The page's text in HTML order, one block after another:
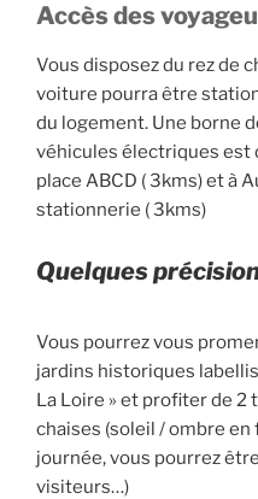
Accès des
Vous disposez du rez de
voiture pourra être
du logement. Une borne
véhicules électriques est
place ABCD ( 3kms) et à
stationnerie ( 3kms)
Quelques
Vous pourrez vous
jardins historiques
La Loire » et profiter de 2
chaises (soleil / ombre en
journée, vous pourrez
visiteurs…)